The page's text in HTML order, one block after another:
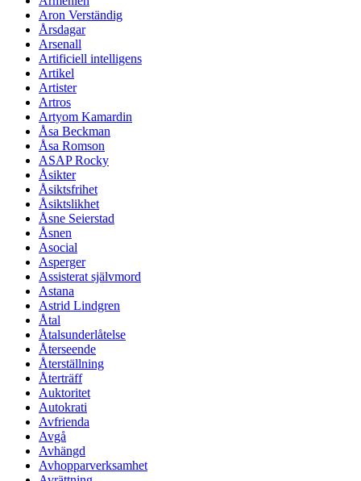
Aron Verständig
Årsdagar
Arsenall
Artificiell intelligens
Artikel
Artister
Artros
Artyom Kamardin
Åsa Beckman
Åsa Romson
ASAP Rocky
Åsikter
Åsiktsfrihet
Åsiktslikhet
Åsne Seierstad
Åsnen
Asocial
Asperger
Assisterat självmord
Astana
Astrid Lindgren
Åtal
Åtalsunderlåtelse
Återseende
Återställning
Återträff
Auktoritet
Autokrati
Avfrienda
Avgå
Avhängd
Avhopparverksamhet